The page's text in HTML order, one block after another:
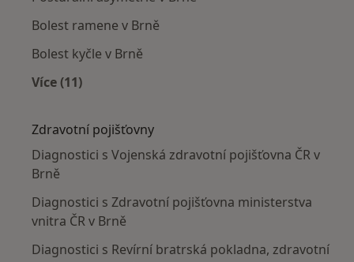
Bolest ramene v Brně
Bolest kyčle v Brně
Více (11)
Zdravotní pojišťovny
Diagnostici s Vojenská zdravotní pojišťovna ČR v
Brně
Diagnostici s Zdravotní pojišťovna ministerstva
vnitra ČR v Brně
Diagnostici s Revírní bratrská pokladna, zdravotní